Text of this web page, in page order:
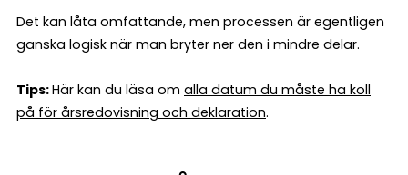
Det kan låta omfattande, men processen är egentligen
ganska logisk när man bryter ner den i mindre delar.
Tips:Här kan du läsa om alla datum du måste ha koll
på för årsredovisning och deklaration.